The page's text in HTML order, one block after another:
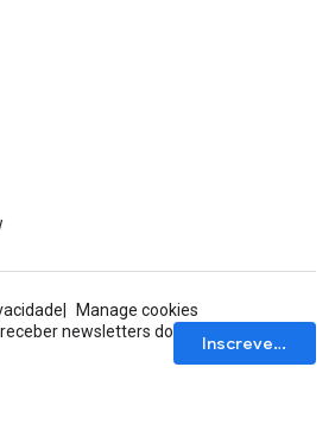
Manage cookies
newsletters do
Inscrever-se